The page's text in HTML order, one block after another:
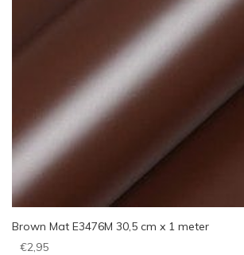
Brown Mat E3476M 30,5 cm x 1 meter
€2,95